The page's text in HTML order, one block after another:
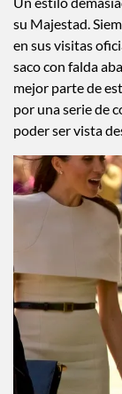
su Majestad.
en sus visitas
saco con falda
mejor parte de
por una serie de
poder ser vista